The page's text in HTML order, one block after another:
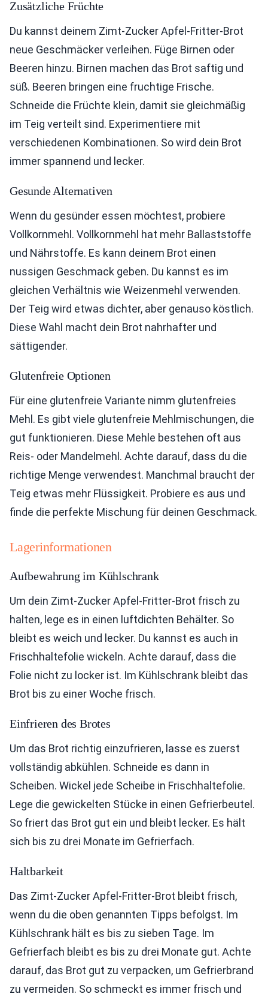
Zusätzliche Früchte
Du kannst deinem Zimt-Zucker Apfel-Fritter-Brot
neue Geschmäcker verleihen. Füge Birnen oder
Beeren hinzu. Birnen machen das Brot saftig und
süß. Beeren bringen eine fruchtige Frische.
Schneide die Früchte klein, damit sie gleichmäßig
im Teig verteilt sind. Experimentiere mit
verschiedenen Kombinationen. So wird dein Brot
immer spannend und lecker.
Gesunde Alternativen
Wenn du gesünder essen möchtest, probiere
Vollkornmehl. Vollkornmehl hat mehr Ballaststoffe
und Nährstoffe. Es kann deinem Brot einen
nussigen Geschmack geben. Du kannst es im
gleichen Verhältnis wie Weizenmehl verwenden.
Der Teig wird etwas dichter, aber genauso köstlich.
Diese Wahl macht dein Brot nahrhafter und
sättigender.
Glutenfreie Optionen
Für eine glutenfreie Variante nimm glutenfreies
Mehl. Es gibt viele glutenfreie Mehlmischungen, die
gut funktionieren. Diese Mehle bestehen oft aus
Reis- oder Mandelmehl. Achte darauf, dass du die
richtige Menge verwendest. Manchmal braucht der
Teig etwas mehr Flüssigkeit. Probiere es aus und
finde die perfekte Mischung für deinen Geschmack.
Lagerinformationen
Aufbewahrung im Kühlschrank
Um dein Zimt-Zucker Apfel-Fritter-Brot frisch zu
halten, lege es in einen luftdichten Behälter. So
bleibt es weich und lecker. Du kannst es auch in
Frischhaltefolie wickeln. Achte darauf, dass die
Folie nicht zu locker ist. Im Kühlschrank bleibt das
Brot bis zu einer Woche frisch.
Einfrieren des Brotes
Um das Brot richtig einzufrieren, lasse es zuerst
vollständig abkühlen. Schneide es dann in
Scheiben. Wickel jede Scheibe in Frischhaltefolie.
Lege die gewickelten Stücke in einen Gefrierbeutel.
So friert das Brot gut ein und bleibt lecker. Es hält
sich bis zu drei Monate im Gefrierfach.
Haltbarkeit
Das Zimt-Zucker Apfel-Fritter-Brot bleibt frisch,
wenn du die oben genannten Tipps befolgst. Im
Kühlschrank hält es bis zu sieben Tage. Im
Gefrierfach bleibt es bis zu drei Monate gut. Achte
darauf, das Brot gut zu verpacken, um Gefrierbrand
zu vermeiden. So schmeckt es immer frisch und